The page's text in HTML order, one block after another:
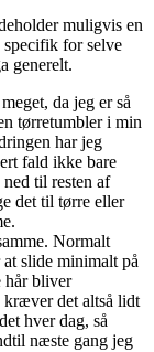
muligvis en
for selve
generelt.
da jeg er så
tørretumbler i min
har jeg
fald ikke bare
til resten af
det til tørre eller
Normalt
slide minimalt på
hår bliver
kræver det altså lidt
hver dag, så
næste gang jeg